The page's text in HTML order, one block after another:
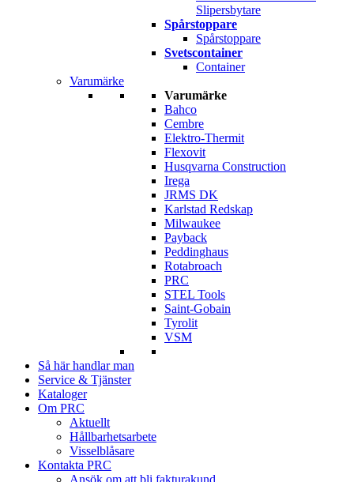
Slipersbytare
Spårstoppare
Spårstoppare
Svetscontainer
Container
Varumärke
Varumärke
Bahco
Cembre
Elektro-Thermit
Flexovit
Husqvarna Construction
Irega
JRMS DK
Karlstad Redskap
Milwaukee
Payback
Peddinghaus
Rotabroach
PRC
STEL Tools
Saint-Gobain
Tyrolit
VSM
Så här handlar man
Service & Tjänster
Kataloger
Om PRC
Aktuellt
Hållbarhetsarbete
Visselblåsare
Kontakta PRC
Ansök om att bli fakturakund